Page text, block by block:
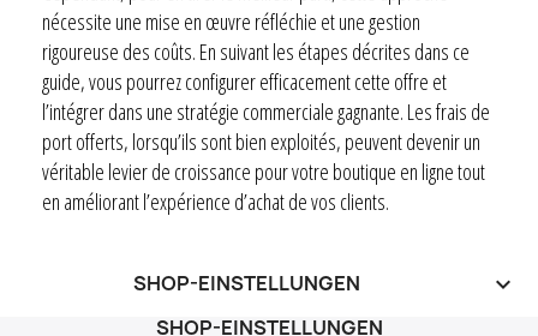
nécessite une mise en œuvre réfléchie et une gestion
rigoureuse des coûts. En suivant les étapes décrites dans ce
guide, vous pourrez configurer efficacement cette offre et
l’intégrer dans une stratégie commerciale gagnante. Les frais de
port offerts, lorsqu’ils sont bien exploités, peuvent devenir un
véritable levier de croissance pour votre boutique en ligne tout
en améliorant l’expérience d’achat de vos clients.
SHOP-EINSTELLUNGEN keyboard_arrow_down
SHOP-EINSTELLUNGEN